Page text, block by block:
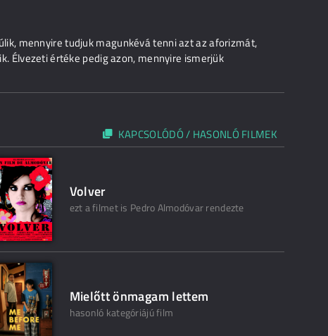
mennyire tudjuk magunkévá tenni azt az aforizmát,
Élvezeti értéke pedig azon, mennyire ismerjük
KAPCSOLÓDÓ / HASONLÓ FILMEK
Volver
ezt a filmet is Pedro Almodóvar rendezte
Mielőtt önmagam lettem
hasonló kategóriájú film